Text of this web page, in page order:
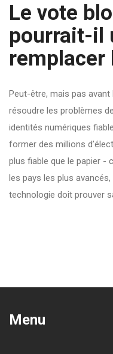
Le vote
pourrait-il
remplacer
Peut-être, mais pas avant
résoudre les problèmes
identités numériques
former des millions
plus fiable que le papier -
les pays les plus
technologie doit prouver
Menu